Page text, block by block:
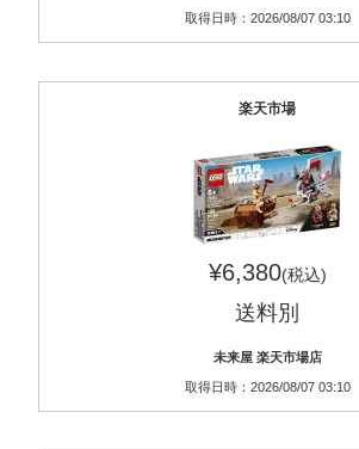
取得日時：2026/08/07 03:10
楽天市場
¥6,380(税込)
送料別
未来屋 楽天市場店
取得日時：2026/08/07 03:10